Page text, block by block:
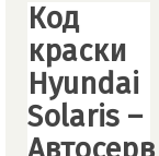
Код
краски
Hyundai
Solaris –